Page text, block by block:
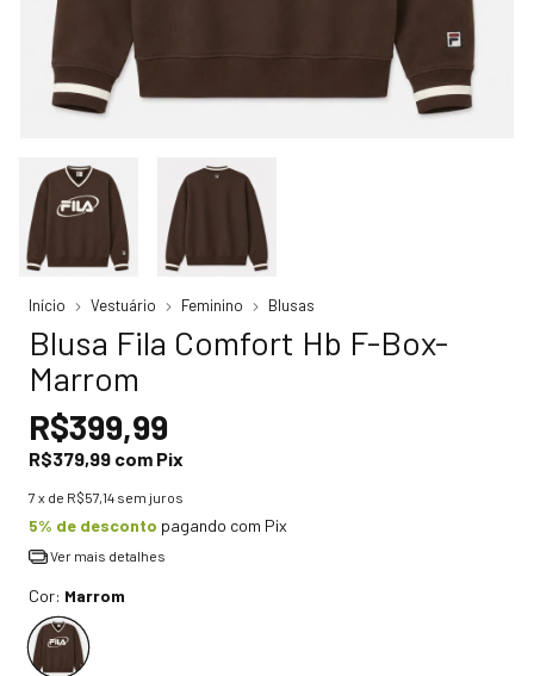
Início Vestuário Feminino Blusas
Blusa Fila Comfort Hb F-Box-
Marrom
R$399,99
R$379,99 com Pix
7 x de R$57,14 sem juros
5% de desconto pagando com Pix
Ver mais detalhes
Cor: Marrom